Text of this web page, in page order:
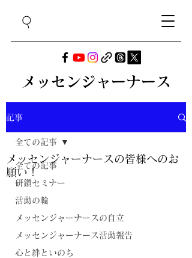
メッセンジャーナース
記事
全ての記事
研鑽セミナー
活動の輪
メッセンジャーナースの自立
メッセンジャーナース活動報告
心と絆といのち
全ての記事
メッセンジャーナースの皆様へのお
願い！